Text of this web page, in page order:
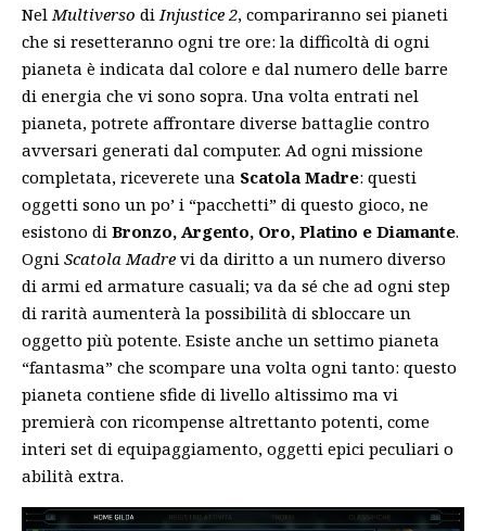
Nel Multiverso di Injustice 2, compariranno sei pianeti
che si resetteranno ogni tre ore: la difficoltà di ogni
pianeta è indicata dal colore e dal numero delle barre
di energia che vi sono sopra. Una volta entrati nel
pianeta, potrete affrontare diverse battaglie contro
avversari generati dal computer. Ad ogni missione
completata, riceverete una Scatola Madre: questi
oggetti sono un po’ i “pacchetti” di questo gioco, ne
esistono di Bronzo, Argento, Oro, Platino e Diamante.
Ogni Scatola Madre vi da diritto a un numero diverso
di armi ed armature casuali; va da sé che ad ogni step
di rarità aumenterà la possibilità di sbloccare un
oggetto più potente. Esiste anche un settimo pianeta
“fantasma” che scompare una volta ogni tanto: questo
pianeta contiene sfide di livello altissimo ma vi
premierà con ricompense altrettanto potenti, come
interi set di equipaggiamento, oggetti epici peculiari o
abilità extra.